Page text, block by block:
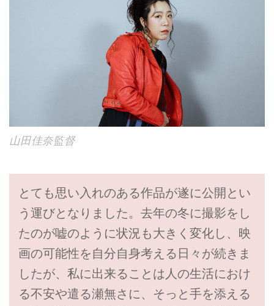
山田佳奈監督
とても思い入れのある作品が遂に公開とい
う運びとなりました。去年の冬に撮影をし
たのが嘘のように状況も大きく変化し、映
画の可能性を自分自身考える日々が続きま
したが、私に出来ることは人の生活におけ
る不安や遣る瀬無さに、そっと手を添える